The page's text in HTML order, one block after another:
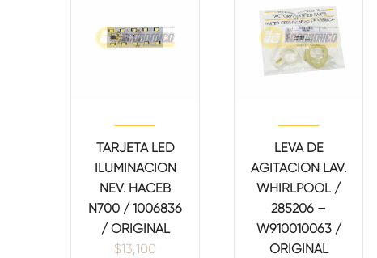
TARJETA LED
ILUMINACION
NEV. HACEB
N700 / 1006836
/ ORIGINAL
$13,100
LEVA DE
AGITACION LAV.
WHIRLPOOL /
285206 –
W910010063 /
ORIGINAL